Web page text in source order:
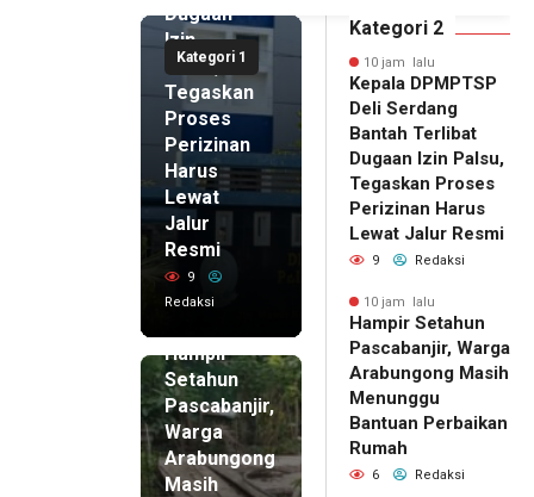
Kategori 1
Dugaan
Izin
Palsu,
Tegaskan
Proses
Perizinan
Harus
Lewat
Jalur
Resmi
9
Redaksi
Hampir
Setahun
Pascabanjir,
Warga
Arabungong
Masih
Kategori 2
10 jam lalu
Kepala DPMPTSP
Deli Serdang
Bantah Terlibat
Dugaan Izin Palsu,
Tegaskan Proses
Perizinan Harus
Lewat Jalur Resmi
9 Redaksi
10 jam lalu
Hampir Setahun
Pascabanjir, Warga
Arabungong Masih
Menunggu
Bantuan Perbaikan
Rumah
6 Redaksi